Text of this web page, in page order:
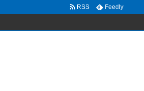
RSS Feedly